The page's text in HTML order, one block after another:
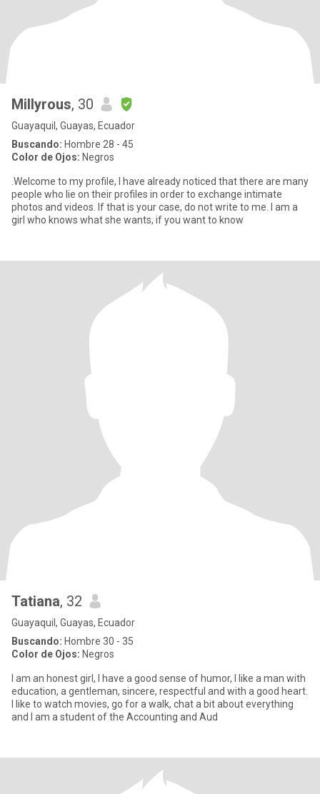
Millyrous, 30
Guayaquil, Guayas, Ecuador
Buscando: Hombre 28 - 45
Color de Ojos: Negros
.Welcome to my profile, I have already noticed that there are many
people who lie on their profiles in order to exchange intimate
photos and videos. If that is your case, do not write to me. I am a
girl who knows what she wants, if you want to know
Tatiana, 32
Guayaquil, Guayas, Ecuador
Buscando: Hombre 30 - 35
Color de Ojos: Negros
I am an honest girl, I have a good sense of humor, I like a man with
education, a gentleman, sincere, respectful and with a good heart.
I like to watch movies, go for a walk, chat a bit about everything
and I am a student of the Accounting and Aud